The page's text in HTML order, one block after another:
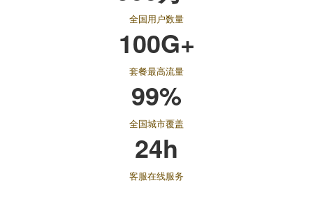
全国用户数量
100G+
套餐最高流量
99%
全国城市覆盖
24h
客服在线服务